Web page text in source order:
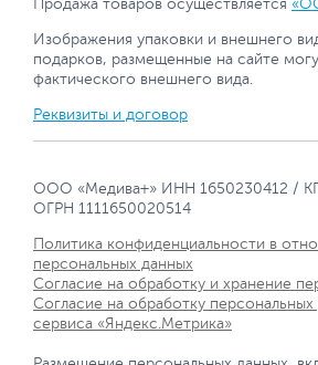
Продажа товаров осуществляется
Изображения упаковки и внешнего
подарков, размещенные на сайте
фактического внешнего вида.
Реквизиты и договор
ООО «Медива+» ИНН 1650230412 /
ОГРН 1111650020514
Политика конфиденциальности в
персональных данных
Согласие на обработку и хранение
Согласие на обработку
сервиса «Яндекс.Метрика»